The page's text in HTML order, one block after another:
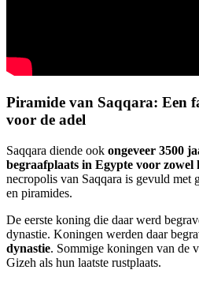
Piramide van Saqqara: Een
voor de adel
Saqqara diende ook ongeveer 3500
begraafplaats in Egypte voor zowel
necropolis van Saqqara is gevuld met
en piramides.
De eerste koning die daar werd
dynastie. Koningen werden daar
dynastie. Sommige koningen van de
Gizeh als hun laatste rustplaats.